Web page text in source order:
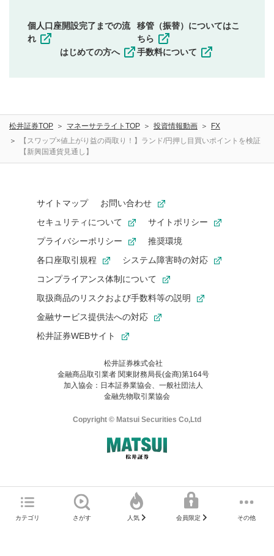
カテゴリ さがす 人気 会員限定 その他
その他当社が不適切と判断した投稿
一度投稿した評価およびコメントの変更・削除はできま
に関する著作者人格権を行使しないことに同意します。利
用者が投稿したコメントは、当社サービスの広告・宣伝、
利用促進の目的で、印刷物・WEBサイト・SNS等に掲載す
ることがあります。
個人口座開設完了までの流
れ
はじめての方へ
移管（振替）についてはこ
ちら
手数料について
松井証券TOP マネーサテライトTOP 投資情報動画
FX
【スワップ×値上がり益の両取り！】ランド/円押し目買いポイントを検証
【新興国通貨見通し】
サイトマップ
お問い合わせ
セキュリティについて
サイトポリシー
プライバシーポリシー
推奨環境
各口座取引規程
システム障害時の対応
コンプライアンス体制について
取扱商品のリスクおよび手数料等の説明
金融サービス提供法への対応
松井証券WEBサイト
松井証券株式会社
金融商品取引業者 関東財務局長(金商)第164号
加入協会：日本証券業協会、一般社団法人
金融先物取引業協会
Copyright © Matsui Securities Co,Ltd
マネーサテライトのWEBサイトへようこそ
直前にご覧いただいていたWEBサイトは、当社が作成したもので
ご利用の環境(Internet Explorer)は、本サイトの推奨環境外のた
め、
一部の機能が正常に動作しない可能性があります。
お気に入り機能は松井証券の会員限定の機能です。
お気に入り登録いただくと、後からいつでもお気に入りのコンテ
ンツを一覧でご確認いただけます。
ご利用いただくには口座開設が必要です。
はご利用の端末で一度ログインしてください。
ログイン